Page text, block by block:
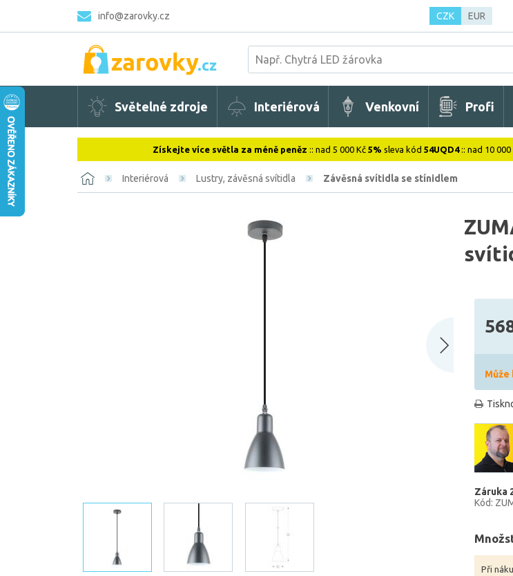
info@zarovky.cz CZK EUR
Světelné zdroje Interiérová Venkovní Profi
Získejte více světla za méně peněz :: nad 5 000 Kč 5% sleva kód 54UQD4:: nad 10 000
Interiérová Lustry, závěsná svítidla Závěsná svítidla se stínidlem
Může
Záruka
Kód:
Při